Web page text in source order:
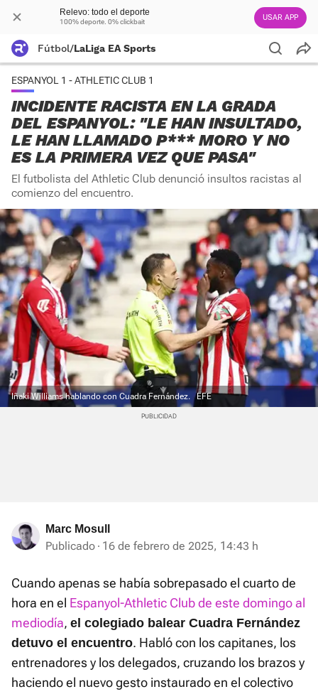
Relevo: todo el deporte
100% deporte. 0% clickbait USAR APP
Fútbol/LaLiga EA Sports
ESPANYOL 1 - ATHLETIC CLUB 1
INCIDENTE RACISTA EN LA GRADA
DEL ESPANYOL: "LE HAN INSULTADO,
LE HAN LLAMADO P*** MORO Y NO
ES LA PRIMERA VEZ QUE PASA"
El futbolista del Athletic Club denunció insultos racistas al
comienzo del encuentro.
Iñaki Williams hablando con Cuadra Fernández. EFE
Marc Mosull
Publicado 16 de febrero de 2025, 14:43 h
Cuando apenas se había sobrepasado el cuarto de
hora en el Espanyol-Athletic Club de este domingo al
mediodía, el colegiado balear Cuadra Fernández
detuvo el encuentro. Habló con los capitanes, los
entrenadores y los delegados, cruzando los brazos y
haciendo el nuevo gesto instaurado en el colectivo